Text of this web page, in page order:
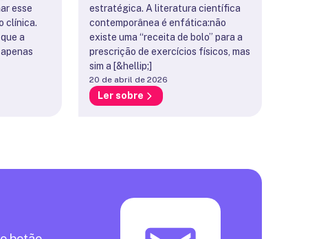
esse
clínica.
a
estratégica. A literatura científica
contemporânea é enfática:não
existe uma “receita de bolo” para a
prescrição de exercícios físicos, mas
sim a [&hellip;]
Ler sobre
20 de abril de 2026